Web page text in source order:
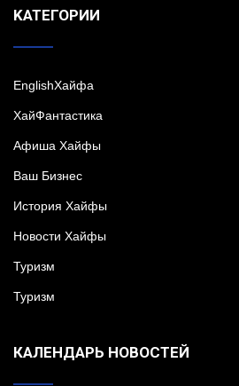
KАТЕГОРИИ
EnglishХайфа
XайФантастика
Афиша Хайфы
Ваш Бизнес
История Хайфы
Новости Хайфы
Туризм
Туризм
КАЛЕНДАРЬ НОВОСТЕЙ